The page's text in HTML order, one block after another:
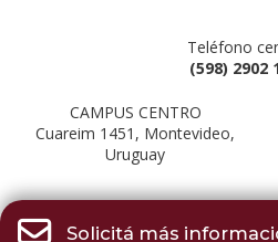
Solicitá más
Teléfono
(598) 2902
CAMPUS CENTRO
Cuareim 1451, Montevideo,
Uruguay